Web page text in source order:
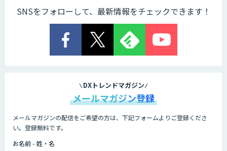
WARP NEXT
SNSをフォローして、最新情報をチェックできます！
DXトレンドマガジン
メールマガジン登録
メールマガジンの配信をご希望の方は、下記フォームよりご登録くださ
い。登録無料です。
お名前 - 姓・名